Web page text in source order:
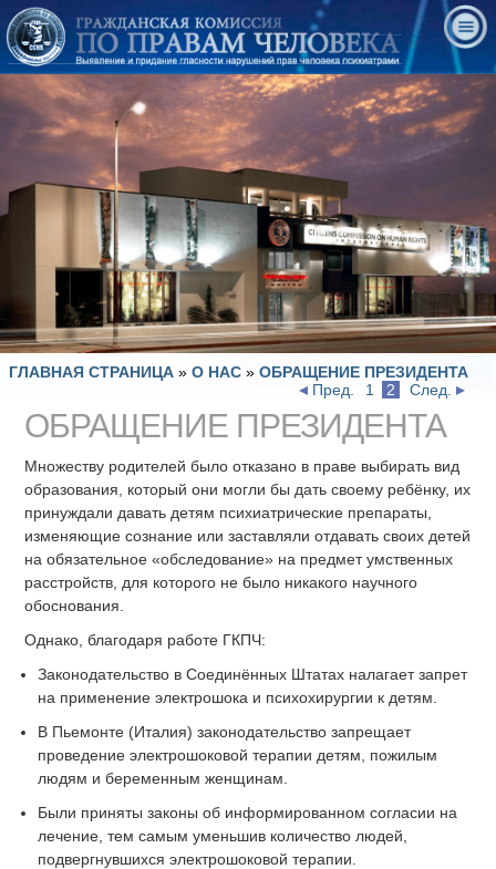
ГЛАВНАЯ СТРАНИЦА » О НАС » ОБРАЩЕНИЕ ПРЕЗИДЕНТА
След.
1 2
Пред.
ОБРАЩЕНИЕ ПРЕЗИДЕНТА
Множеству родителей было отказано в праве выбирать вид
образования, который они могли бы дать своему ребёнку, их
принуждали давать детям психиатрические препараты,
изменяющие сознание или заставляли отдавать своих детей
на обязательное «обследование» на предмет умственных
расстройств, для которого не было никакого научного
обоснования.
Однако, благодаря работе ГКПЧ:
Законодательство в Соединённых Штатах налагает запрет
на применение электрошока и психохирургии к детям.
В Пьемонте (Италия) законодательство запрещает
проведение электрошоковой терапии детям, пожилым
людям и беременным женщинам.
Были приняты законы об информированном согласии на
лечение, тем самым уменьшив количество людей,
подвергнувшихся электрошоковой терапии.